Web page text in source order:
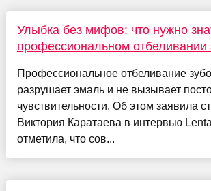
Улыбка без мифов: что нужно
профессиональном отбеливании
Профессиональное отбеливание
разрушает эмаль и не вызывает
чувствительности. Об этом заявила
Виктория Каратаева в интервью
отметила, что сов...